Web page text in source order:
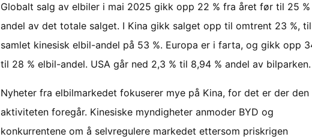
Globalt salg av elbiler i mai 2025 gikk opp 22 % fra året før til 25 %
andel av det totale salget. I Kina gikk salget opp til omtrent 23 %,
samlet kinesisk elbil-andel på 53 %. Europa er i farta, og gikk opp
til 28 % elbil-andel. USA går ned 2,3 % til 8,94 % andel av bilparken.
Nyheter fra elbilmarkedet fokuserer mye på Kina, for det er der den
aktiviteten foregår. Kinesiske myndigheter anmoder BYD og
konkurrentene om å selvregulere markedet ettersom priskrigen